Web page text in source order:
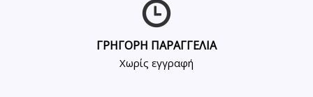
ΓΡΗΓΟΡΗ ΠΑΡΑΓΓΕΛΙΑ
Χωρίς εγγραφή